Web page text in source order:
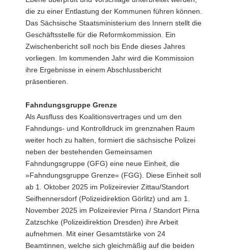
die zu einer Entlastung der Kommunen führen können.
Das Sächsische Staatsministerium des Innern stellt die
Geschäftsstelle für die Reformkommission. Ein
Zwischenbericht soll noch bis Ende dieses Jahres
vorliegen. Im kommenden Jahr wird die Kommission
ihre Ergebnisse in einem Abschlussbericht
präsentieren.
Fahndungsgruppe Grenze
Als Ausfluss des Koalitionsvertrages und um den
Fahndungs- und Kontrolldruck im grenznahen Raum
weiter hoch zu halten, formiert die sächsische Polizei
neben der bestehenden Gemeinsamen
Fahndungsgruppe (GFG) eine neue Einheit, die
»Fahndungsgruppe Grenze« (FGG). Diese Einheit soll
ab 1. Oktober 2025 im Polizeirevier Zittau/Standort
Seifhennersdorf (Polizeidirektion Görlitz) und am 1.
November 2025 im Polizeirevier Pirna / Standort Pirna
Zatzschke (Polizeidirektion Dresden) ihre Arbeit
aufnehmen. Mit einer Gesamtstärke von 24
Beamtinnen, welche sich gleichmäßig auf die beiden